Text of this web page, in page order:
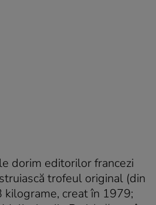
dorim editorilor francezi
trofeul original (din
kilograme, creat în 1979;